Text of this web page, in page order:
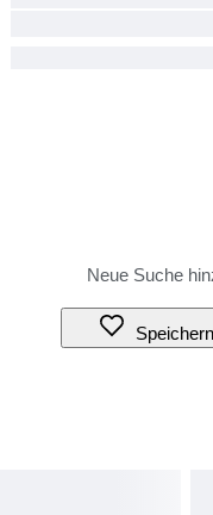
Speichern